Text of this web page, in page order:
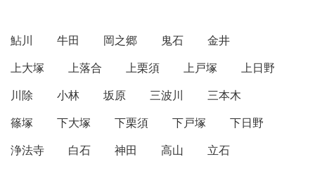
鮎川 牛田 岡之郷 鬼石
金井
上大塚
上落合 上栗須 上戸塚
上日野
川除
小林 坂原 三波川
三本木
篠塚
下大塚 下栗須 下戸塚
下日野
浄法寺
白石 神田 高山
立石